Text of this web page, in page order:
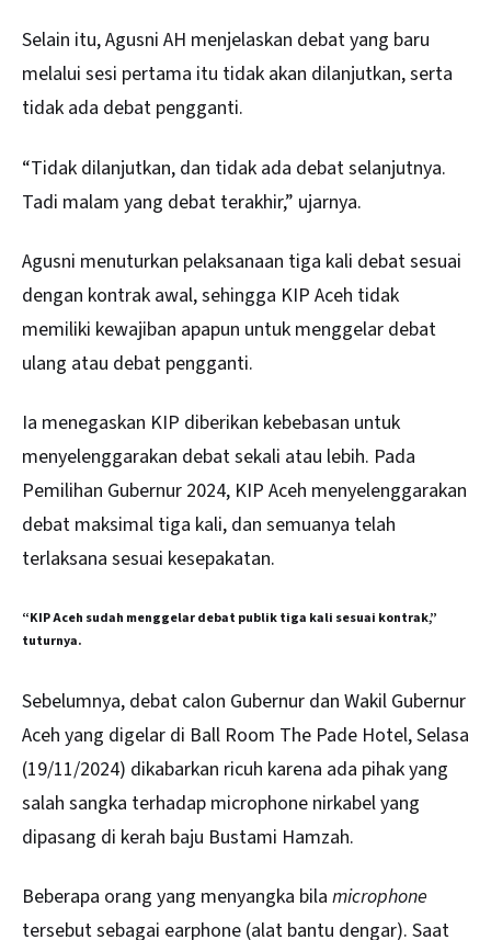
Selain itu, Agusni AH menjelaskan debat yang baru
melalui sesi pertama itu tidak akan dilanjutkan, serta
tidak ada debat pengganti.
“Tidak dilanjutkan, dan tidak ada debat selanjutnya.
Tadi malam yang debat terakhir,” ujarnya.
Agusni menuturkan pelaksanaan tiga kali debat sesuai
dengan kontrak awal, sehingga KIP Aceh tidak
memiliki kewajiban apapun untuk menggelar debat
ulang atau debat pengganti.
Ia menegaskan KIP diberikan kebebasan untuk
menyelenggarakan debat sekali atau lebih. Pada
Pemilihan Gubernur 2024, KIP Aceh menyelenggarakan
debat maksimal tiga kali, dan semuanya telah
terlaksana sesuai kesepakatan.
“KIP Aceh sudah menggelar debat publik tiga kali sesuai kontrak,”
tuturnya.
Sebelumnya, debat calon Gubernur dan Wakil Gubernur
Aceh yang digelar di Ball Room The Pade Hotel, Selasa
(19/11/2024) dikabarkan ricuh karena ada pihak yang
salah sangka terhadap microphone nirkabel yang
dipasang di kerah baju Bustami Hamzah.
Beberapa orang yang menyangka bila microphone
tersebut sebagai earphone (alat bantu dengar). Saat